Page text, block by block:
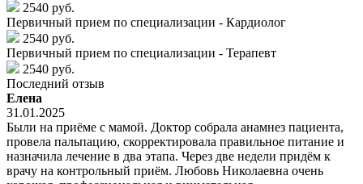
2540 руб.
Первичный прием по специализации - Кардиолог
2540 руб.
Первичный прием по специализации - Терапевт
2540 руб.
Последний отзыв
Елена
31.01.2025
Были на приёме с мамой. Доктор собрала анамнез пациента,
провела пальпацию, скорректировала правильное питание и
назначила лечение в два этапа. Через две недели придём к
врачу на контрольный приём. Любовь Николаевна очень